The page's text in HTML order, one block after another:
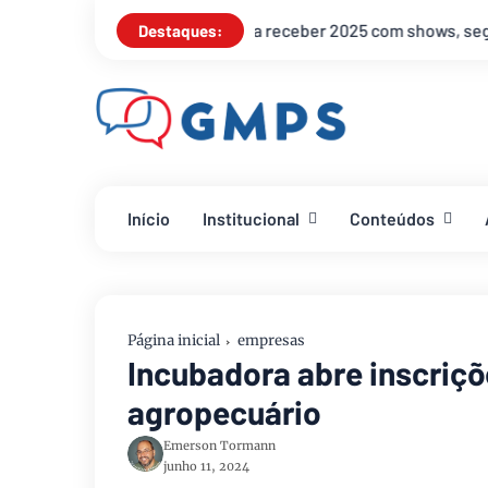
Destaques:
shows, segurança reforçada e transporte ampliado
Início Institucional Conteúdos
Página inicial empresas
Incubadora abre
agropecuário
Emerson Tormann
junho 11, 2024